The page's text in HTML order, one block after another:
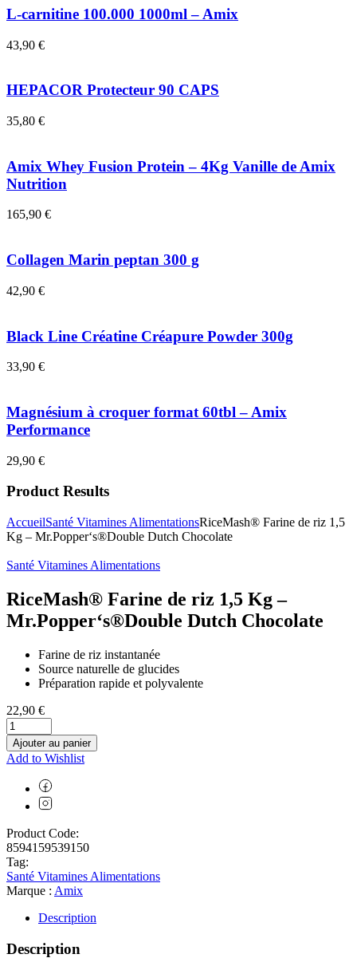
L-carnitine 100.000 1000ml – Amix
43,90 €
HEPACOR Protecteur 90 CAPS
35,80 €
Amix Whey Fusion Protein – 4Kg Vanille de Amix
Nutrition
165,90 €
Collagen Marin peptan 300 g
42,90 €
Black Line Créatine Créapure Powder 300g
33,90 €
Magnésium à croquer format 60tbl – Amix
Performance
29,90 €
Product Results
AccueilSanté Vitamines AlimentationsRiceMash® Farine de riz 1,5
Kg – Mr.Popper‘s®Double Dutch Chocolate
Santé Vitamines Alimentations
RiceMash® Farine de riz 1,5 Kg –
Mr.Popper‘s®Double Dutch Chocolate
Farine de riz instantanée
Source naturelle de glucides
Préparation rapide et polyvalente
22,90 €
Ajouter au panier
Add to Wishlist
Product Code:
8594159539150
Tag:
Santé Vitamines Alimentations
Marque : Amix
Description
Description